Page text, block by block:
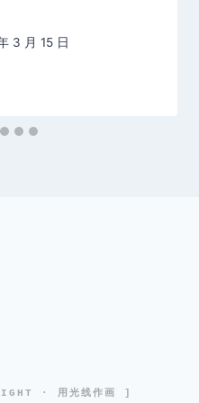
3 月 15 日
· 用光线作画 ]